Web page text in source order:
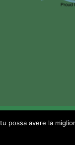
possa avere la